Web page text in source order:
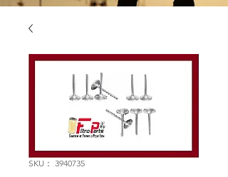
SKU： 3940735